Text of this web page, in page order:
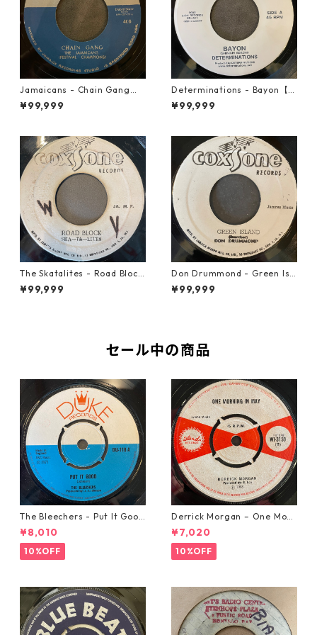
Jamaicans - Chain Gang【7
-21911】
¥99,999
Determinations - Bayon【7-
21865】
¥99,999
The Skatalites - Road Block
【7-21996】
¥99,999
Don Drummond - Green Isl
and【7-22018】
¥99,999
セール中の商品
The Bleechers - Put It Good
【7-21637】
¥8,010
10%OFF
Derrick Morgan – One Morn
ing In May【7-21653】
¥7,020
10%OFF